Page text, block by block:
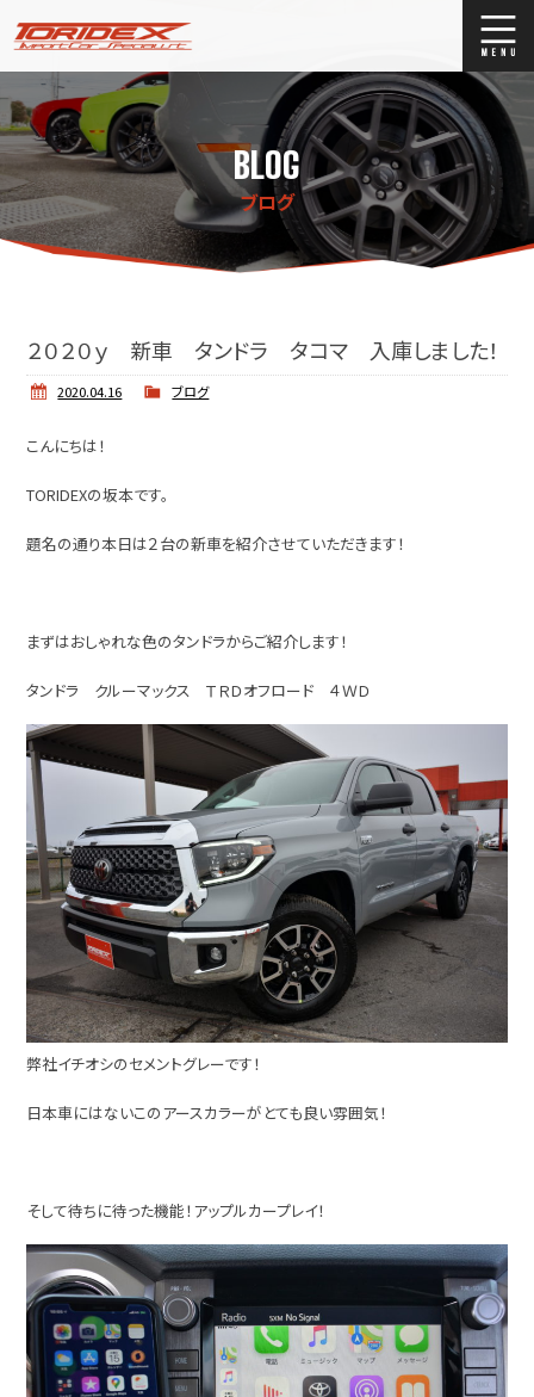
ブログ
Stock list
ストックリスト
買取
BLOG
ブログ
２０２０ｙ 新車 タンドラ タコマ 入庫しました！
2020.04.16 ブログ
こんにちは！
TORIDEXの坂本です。
題名の通り本日は２台の新車を紹介させていただきます！
まずはおしゃれな色のタンドラからご紹介します！
タンドラ クルーマックス ＴＲＤオフロード ４ＷＤ
弊社イチオシのセメントグレーです！
日本車にはないこのアースカラーがとても良い雰囲気！
そして待ちに待った機能！アップルカープレイ！